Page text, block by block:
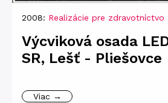
2008: Realizácie pre zdravotníctvo
Výcviková osada
SR, Lešť - Pliešovce
Viac →